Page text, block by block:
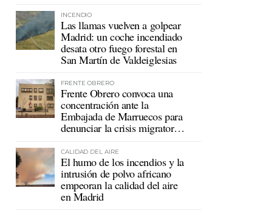
INCENDIO
Las llamas vuelven a golpear
Madrid: un coche incendiado
desata otro fuego forestal en
San Martín de Valdeiglesias
FRENTE OBRERO
Frente Obrero convoca una
concentración ante la
Embajada de Marruecos para
denunciar la crisis migratoria
CALIDAD DEL AIRE
El humo de los incendios y la
intrusión de polvo africano
empeoran la calidad del aire
en Madrid